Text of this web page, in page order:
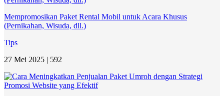
Mempromosikan Paket Rental Mobil untuk Acara Khusus
(Pernikahan, Wisuda, dll.)
Tips
27 Mei 2025 | 592